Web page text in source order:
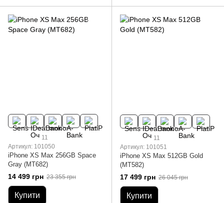
11
Артикул: 101050
iPhone XS Max 256GB Space
Gray (MT682)
14 499 грн 23 355 грн
Купити
11
Артикул: 101051
iPhone XS Max 512GB Gold
(MT582)
17 499 грн 26 045 грн
Купити